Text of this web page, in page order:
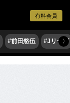
有料会員
#前田悠伍 #Jリーグ
〉